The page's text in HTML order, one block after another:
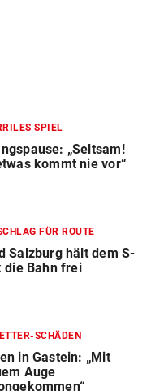
SPIEL
„Seltsam!
kommt nie vor“
FÜR ROUTE
Salzburg hält dem S-
die Bahn frei
SCHÄDEN
in Gastein: „Mit
Auge